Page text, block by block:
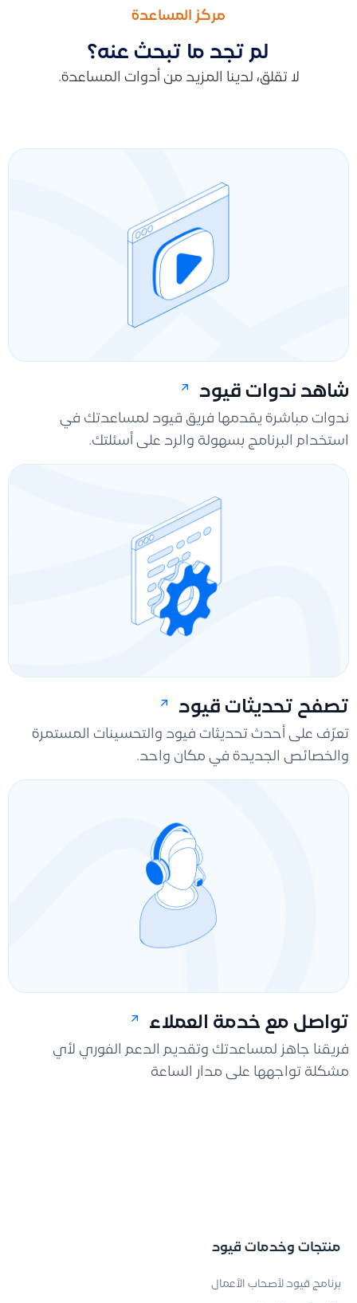
مركز المساعدة
لم تجد ما تبحث عنه؟
لا تقلق، لدينا المزيد من أدوات المساعدة.
شاهد ندوات قيود
ندوات مباشرة يقدمها فريق قيود لمساعدتك في
استخدام البرنامج بسهولة والرد على أسئلتك.
تصفح تحديثات قيود
تعرّف على أحدث تحديثات فيود والتحسينات المستمرة
والخصائص الجديدة في مكان واحد.
تواصل مع خدمة العملاء
فريقنا جاهز لمساعدتك وتقديم الدعم الفوري لأي
مشكلة تواجهها على مدار الساعة
منتجات وخدمات قيود
برنامج قيود لأصحاب الأعمال